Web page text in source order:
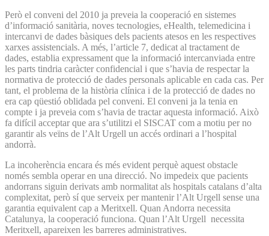
Però el conveni del 2010 ja preveia la cooperació en sistemes
d’informació sanitària, noves tecnologies, eHealth, telemedicina i
intercanvi de dades bàsiques dels pacients atesos en les respectives
xarxes assistencials. A més, l’article 7, dedicat al tractament de
dades, establia expressament que la informació intercanviada entre
les parts tindria caràcter confidencial i que s’havia de respectar la
normativa de protecció de dades personals aplicable en cada cas. Per
tant, el problema de la història clínica i de la protecció de dades no
era cap qüestió oblidada pel conveni. El conveni ja la tenia en
compte i ja preveia com s’havia de tractar aquesta informació. Això
fa difícil acceptar que ara s’utilitzi el SISCAT com a motiu per no
garantir als veïns de l’Alt Urgell un accés ordinari a l’hospital
andorrà.
La incoherència encara és més evident perquè aquest obstacle
només sembla operar en una direcció. No impedeix que pacients
andorrans siguin derivats amb normalitat als hospitals catalans d’alta
complexitat, però sí que serveix per mantenir l’Alt Urgell sense una
garantia equivalent cap a Meritxell. Quan Andorra necessita
Catalunya, la cooperació funciona. Quan l’Alt Urgell necessita
Meritxell, apareixen les barreres administratives.